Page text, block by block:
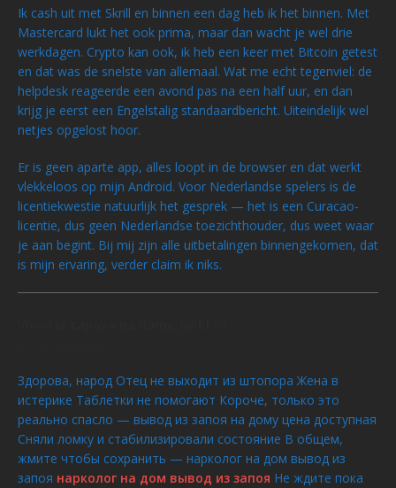
Ik cash uit met Skrill en binnen een dag heb ik het binnen. Met
Mastercard lukt het ook prima, maar dan wacht je wel drie
werkdagen. Crypto kan ook, ik heb een keer met Bitcoin getest
en dat was de snelste van allemaal. Wat me echt tegenviel: de
helpdesk reageerde een avond pas na een half uur, en dan
krijg je eerst een Engelstalig standaardbericht. Uiteindelijk wel
netjes opgelost hoor.
Er is geen aparte app, alles loopt in de browser en dat werkt
vlekkeloos op mijn Android. Voor Nederlandse spelers is de
licentiekwestie natuurlijk het gesprek — het is een Curacao-
licentie, dus geen Nederlandse toezichthouder, dus weet waar
je aan begint. Bij mij zijn alle uitbetalingen binnengekomen, dat
is mijn ervaring, verder claim ik niks.
Здорова, народ Отец не выходит из штопора Жена в
истерике Таблетки не помогают Короче, только это
реально спасло — вывод из запоя на дому цена доступная
Сняли ломку и стабилизировали состояние В общем,
жмите чтобы сохранить — нарколог на дом вывод из
запоя нарколог на дом вывод из запоя Не ждите пока